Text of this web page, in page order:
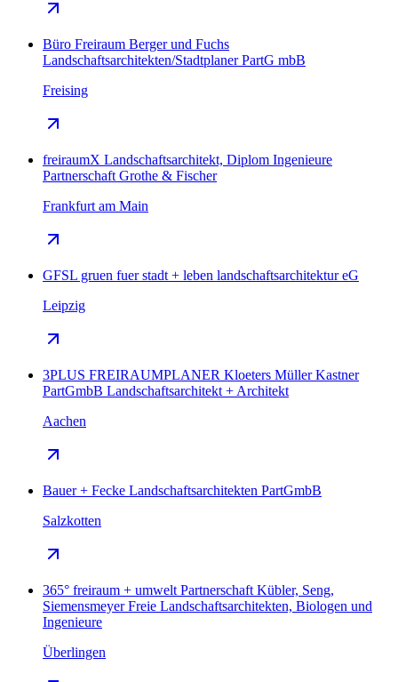
Büro Freiraum Berger und Fuchs
Landschaftsarchitekten/Stadtplaner PartG mbB
Freising
freiraumX Landschaftsarchitekt, Diplom Ingenieure
Partnerschaft Grothe & Fischer
Frankfurt am Main
GFSL gruen fuer stadt + leben landschaftsarchitektur eG
Leipzig
3PLUS FREIRAUMPLANER Kloeters Müller Kastner
PartGmbB Landschaftsarchitekt + Architekt
Aachen
Bauer + Fecke Landschaftsarchitekten PartGmbB
Salzkotten
365° freiraum + umwelt Partnerschaft Kübler, Seng,
Siemensmeyer Freie Landschaftsarchitekten, Biologen und
Ingenieure
Überlingen